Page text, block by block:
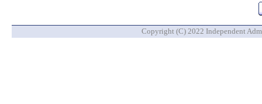
Copyright (C) 2022 Independent